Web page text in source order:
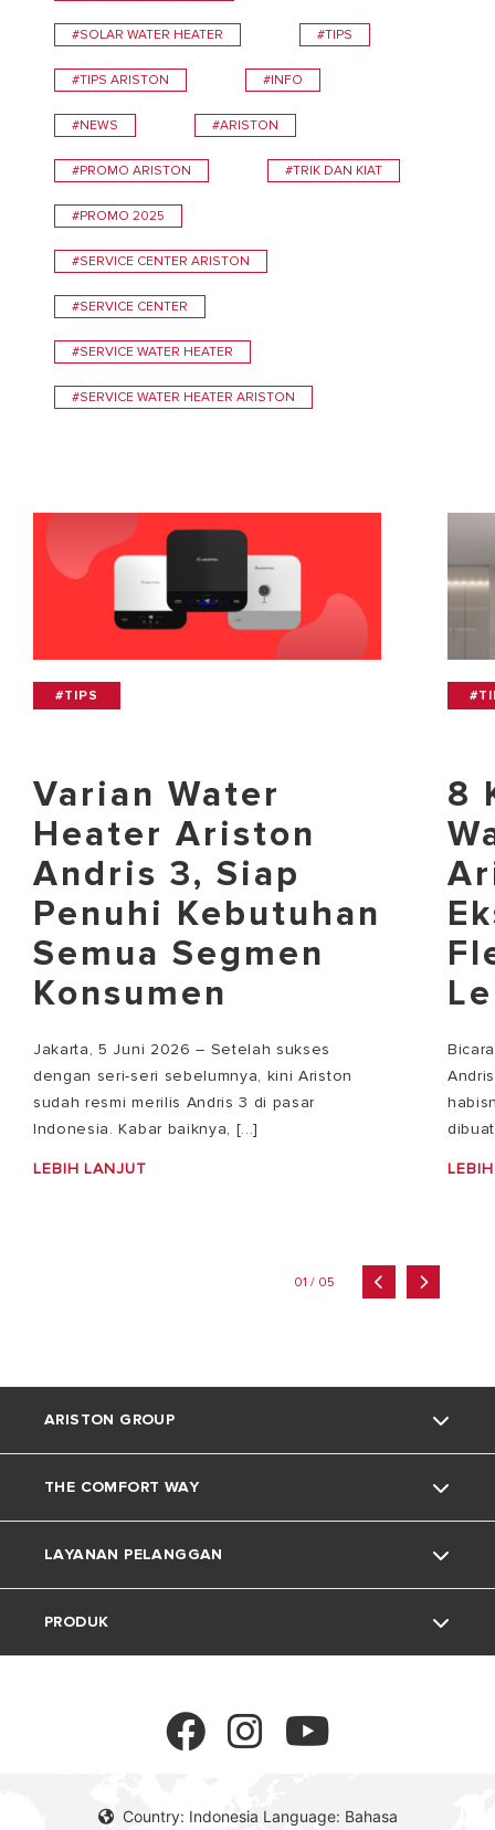
#SOLAR WATER HEATER #TIPS
#TIPS ARISTON #INFO
#NEWS #ARISTON
#PROMO ARISTON #TRIK DAN KIAT
#PROMO 2025
#SERVICE CENTER ARISTON
#SERVICE CENTER
#SERVICE WATER HEATER
#SERVICE WATER HEATER ARISTON
#TIPS
Varian Water
Heater Ariston
Andris 3, Siap
Penuhi Kebutuhan
Semua Segmen
Konsumen
Jakarta, 5 Juni 2026 – Setelah sukses
dengan seri-seri sebelumnya, kini Ariston
sudah resmi merilis Andris 3 di pasar
Indonesia. Kabar baiknya, [...]
LEBIH LANJUT
8
01 / 05
Country: Indonesia Language: Bahasa
ARISTON GROUP
Tentang Ariston
Grup
Karir
THE COMFORT WAY
Trik dan Kiat
Kehidupan Rumah
LAYANAN PELANGGAN
Kontak
PRODUK
Pemanas Air Tenaga Surya